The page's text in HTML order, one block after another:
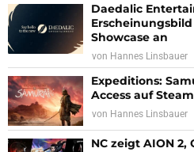
Daedalic
Showcase an
von Hannes Linsbauer
Expeditions:
Access auf Steam
von Hannes Linsbauer
NC zeigt AION 2,